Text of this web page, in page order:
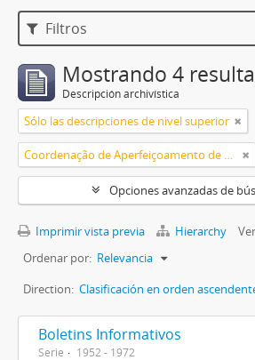
Filtros
Mostrando 4
Descripción archivística
Sólo las descripciones de nivel superior
Coordenação de Aperfeiçoamento de Pessoal de Nível Superior (CAPES)
Opciones avanzadas de
Imprimir vista previa Hierarchy
Ordenar por: Relevancia
Direction: Clasificación en orden
Boletins Informativos
Serie 1952 - 1972